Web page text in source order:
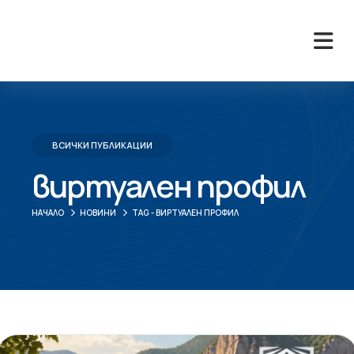
ВСИЧКИ ПУБЛИКАЦИИ
виртуален профил
НАЧАЛО НОВИНИ TAG -ВИРТУАЛЕН ПРОФИЛ